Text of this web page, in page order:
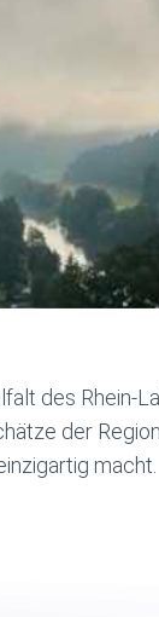
des Rhein-
der
macht.